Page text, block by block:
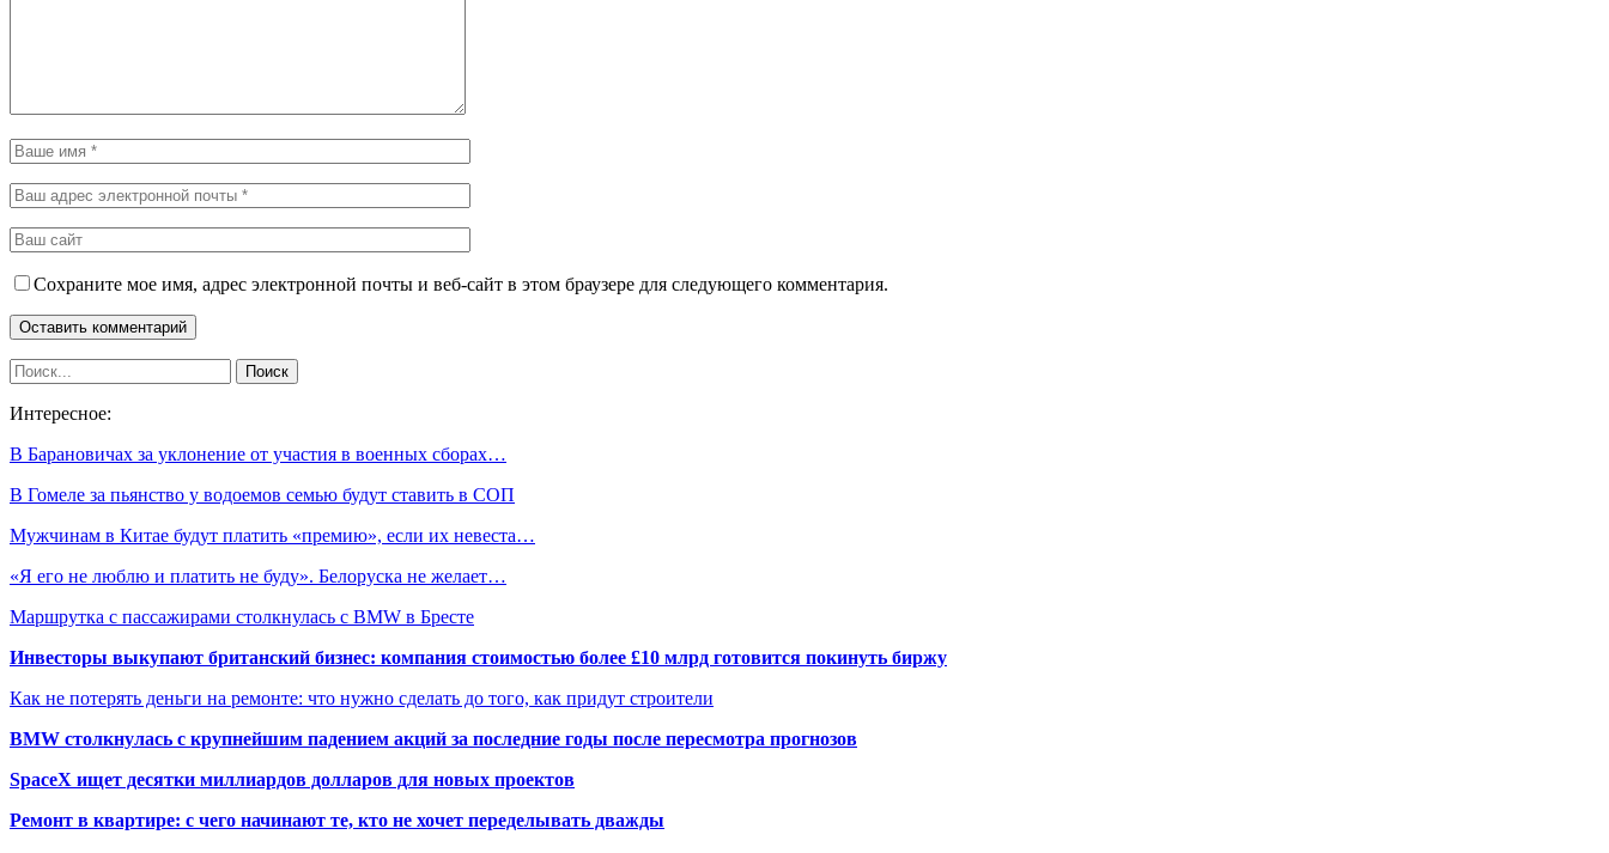
Сохраните мое имя, адрес электронной почты и веб-сайт в этом браузере для следующего комментария.
Интересное:
В Барановичах за уклонение от участия в военных сборах…
В Гомеле за пьянство у водоемов семью будут ставить в СОП
Мужчинам в Китае будут платить «премию», если их невеста…
«Я его не люблю и платить не буду». Белоруска не желает…
Маршрутка с пассажирами столкнулась с BMW в Бресте
Инвесторы выкупают британский бизнес: компания стоимостью более £10 млрд готовится покинуть биржу
Как не потерять деньги на ремонте: что нужно сделать до того, как придут строители
BMW столкнулась с крупнейшим падением акций за последние годы после пересмотра прогнозов
SpaceX ищет десятки миллиардов долларов для новых проектов
Ремонт в квартире: с чего начинают те, кто не хочет переделывать дважды